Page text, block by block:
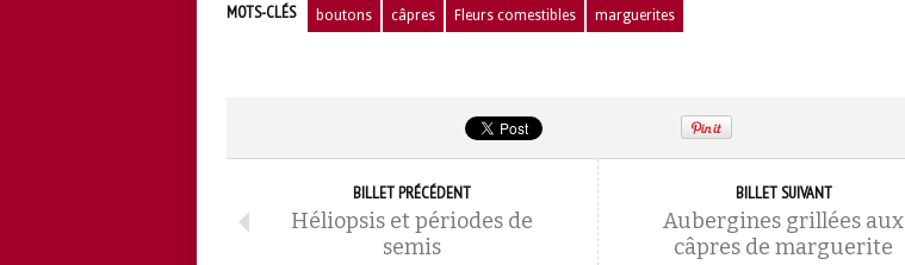
MOTS-CLÉS boutons câpres Fleurs comestibles marguerites
BILLET PRÉCÉDENT
Héliopsis et périodes de
semis
BILLET SUIVANT
Aubergines grillées aux
câpres de marguerite